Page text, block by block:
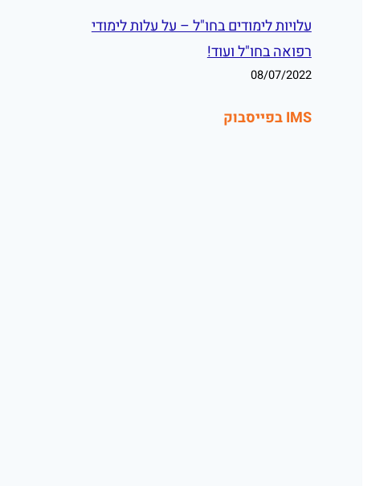
עלויות לימודים בחו"ל – על עלות לימודי
רפואה בחו"ל ועוד!
08/07/2022
IMS בפייסבוק